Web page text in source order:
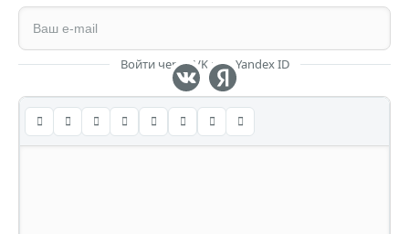
Войти через VK или Yandex ID